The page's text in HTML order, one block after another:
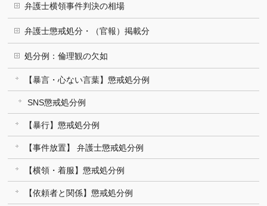
弁護士横領事件判決の相場
弁護士懲戒処分・（官報）掲載分
処分例：倫理観の欠如
【暴言・心ない言葉】懲戒処分例
SNS懲戒処分例
【暴行】懲戒処分例
【事件放置】 弁護士懲戒処分例
【横領・着服】懲戒処分例
【依頼者と関係】懲戒処分例